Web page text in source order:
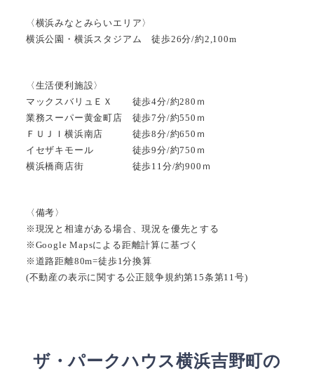
〈横浜みなとみらいエリア〉
横浜公園・横浜スタジアム 徒歩26分/約2,100m
〈生活便利施設〉
マックスバリュＥＸ 徒歩4分/約280ｍ
業務スーパー黄金町店 徒歩7分/約550ｍ
ＦＵＪＩ横浜南店 徒歩8分/約650ｍ
イセザキモール 徒歩9分/約750ｍ
横浜橋商店街 徒歩11分/約900ｍ
〈備考〉
※現況と相違がある場合、現況を優先とする
※Google Mapsによる距離計算に基づく
※道路距離80m=徒歩1分換算
(不動産の表示に関する公正競争規約第15条第11号)
ザ・パークハウス横浜吉野町の